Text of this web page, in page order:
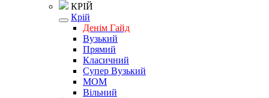
КРІЙ
Крій
Денім Гайд
Вузький
Прямий
Класичний
Супер Вузький
MOM
Вільний